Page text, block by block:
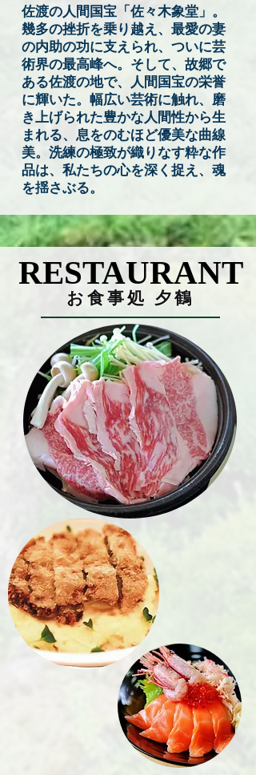
佐渡の人間国宝「佐々木象堂」。
幾多の挫折を乗り越え、最愛の妻
の内助の功に支えられ、ついに芸
術界の最高峰へ。そして、故郷で
ある佐渡の地で、人間国宝の栄誉
に輝いた。幅広い芸術に触れ、磨
き上げられた豊かな人間性から生
まれる、息をのむほど優美な曲線
美。洗練の極致が織りなす粋な作
品は、私たちの心を深く捉え、魂
を揺さぶる。
RESTAURANT
RESTAURANT
お食事処 夕鶴